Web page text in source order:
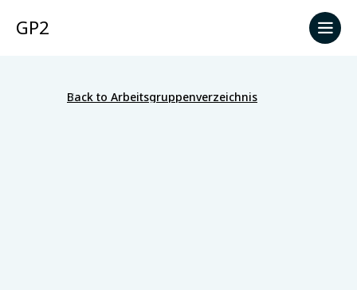
GP2
Back to Arbeitsgruppenverzeichnis